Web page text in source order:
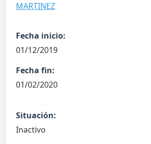
MARTINEZ
Fecha inicio:
01/12/2019
Fecha fin:
01/02/2020
Situación:
Inactivo